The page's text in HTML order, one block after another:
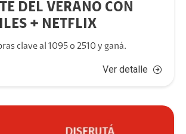
DEL VERANO CON
+ NETFLIX
clave al 1095 o 2510 y ganá.
Ver detalle